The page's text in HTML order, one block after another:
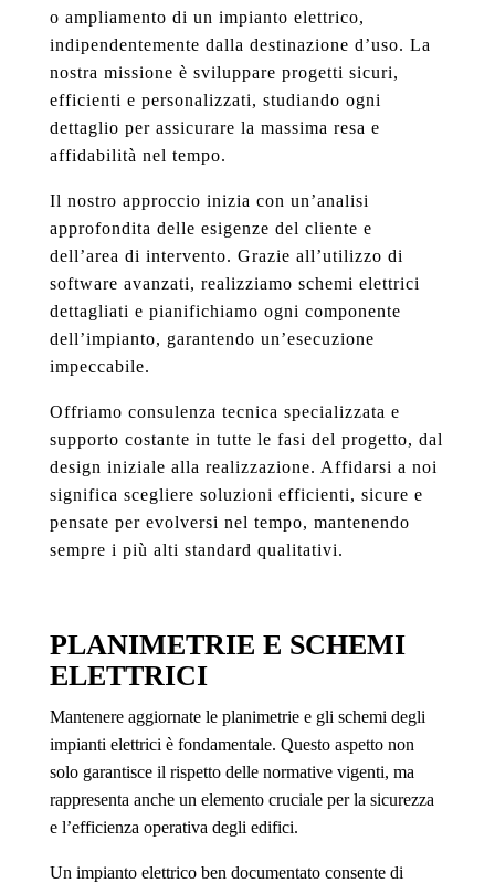
o ampliamento di un impianto elettrico,
indipendentemente dalla destinazione d’uso. La
nostra missione è sviluppare progetti sicuri,
efficienti e personalizzati, studiando ogni
dettaglio per assicurare la massima resa e
affidabilità nel tempo.
Il nostro approccio inizia con un’analisi
approfondita delle esigenze del cliente e
dell’area di intervento. Grazie all’utilizzo di
software avanzati, realizziamo schemi elettrici
dettagliati e pianifichiamo ogni componente
dell’impianto, garantendo un’esecuzione
impeccabile.
Offriamo consulenza tecnica specializzata e
supporto costante in tutte le fasi del progetto, dal
design iniziale alla realizzazione. Affidarsi a noi
significa scegliere soluzioni efficienti, sicure e
pensate per evolversi nel tempo, mantenendo
sempre i più alti standard qualitativi.
PLANIMETRIE E SCHEMI
ELETTRICI
Mantenere aggiornate le planimetrie e gli schemi degli
impianti elettrici è fondamentale. Questo aspetto non
solo garantisce il rispetto delle normative vigenti, ma
rappresenta anche un elemento cruciale per la sicurezza
e l’efficienza operativa degli edifici.
Un impianto elettrico ben documentato consente di